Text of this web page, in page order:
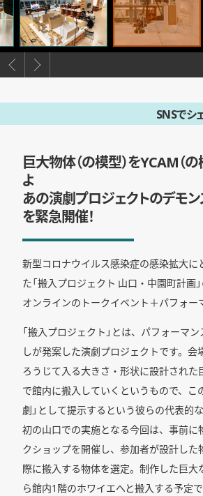
SNSでシ
巨大物体（の模型）をYCAM（
よ
あの演劇プロジェクトのデモン
を緊急開催！
新型コロナウイルス感染症の感染拡大に
た「搬入プロジェクト 山口・中園町計画
オンラインのトークイベント＋パフォー
「搬入プロジェクト」とは、パフォーマ
しが発案した演劇プロジェクトです。会
ろうじて入る大きさ・形状に設計された
で館内に搬入していくというもので、こ
劇」として提示するという彼らの代表的
初の山口での実施となる今回は、事前に
クショップを開催し、参加者が設計した
際に搬入する物体を選定。制作した巨大
ら館内1階のホワイエへと搬入する予定